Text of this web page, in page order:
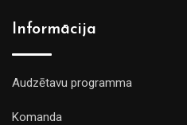
Informācija
Audzētavu programma
Komanda